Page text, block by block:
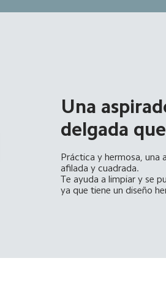
Una
delgada
Práctica y hermosa, una
afilada y cuadrada.
Te ayuda a limpiar y se
ya que tiene un diseño